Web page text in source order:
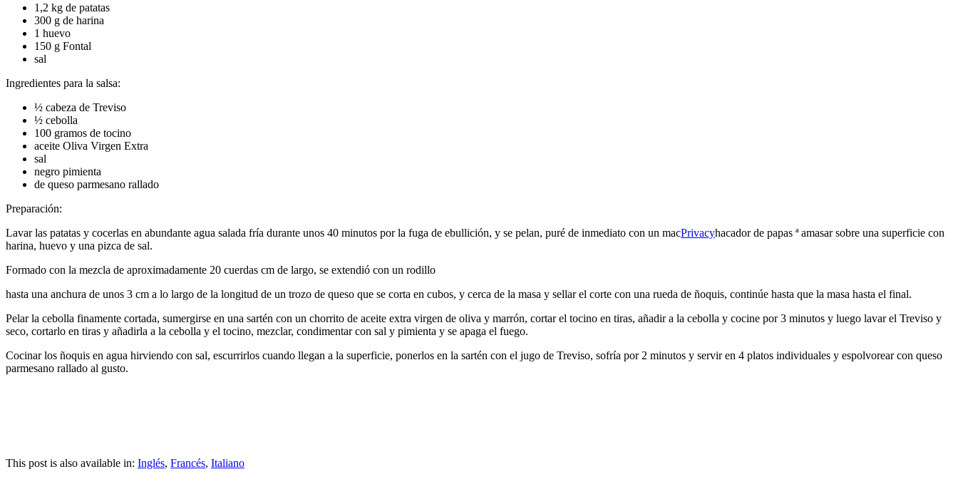
1,2 kg de patatas
300 g de harina
1 huevo
150 g Fontal
sal
Ingredientes para la salsa:
½ cabeza de Treviso
½ cebolla
100 gramos de tocino
aceite Oliva Virgen Extra
sal
negro pimienta
de queso parmesano rallado
Preparación:
Lavar las patatas y cocerlas en abundante agua salada fría durante unos 40 minutos por la fuga de ebullición, y se pelan, puré de inmediato con un macPrivacyhacador de papas ª amasar sobre una superficie con
harina, huevo y una pizca de sal.
Formado con la mezcla de aproximadamente 20 cuerdas cm de largo, se extendió con un rodillo
hasta una anchura de unos 3 cm a lo largo de la longitud de un trozo de queso que se corta en cubos, y cerca de la masa y sellar el corte con una rueda de ñoquis, continúe hasta que la masa hasta el final.
Pelar la cebolla finamente cortada, sumergirse en una sartén con un chorrito de aceite extra virgen de oliva y marrón, cortar el tocino en tiras, añadir a la cebolla y cocine por 3 minutos y luego lavar el Treviso y
seco, cortarlo en tiras y añadirla a la cebolla y el tocino, mezclar, condimentar con sal y pimienta y se apaga el fuego.
Cocinar los ñoquis en agua hirviendo con sal, escurrirlos cuando llegan a la superficie, ponerlos en la sartén con el jugo de Treviso, sofría por 2 minutos y servir en 4 platos individuales y espolvorear con queso
parmesano rallado al gusto.
This post is also available in: Inglés, Francés, Italiano